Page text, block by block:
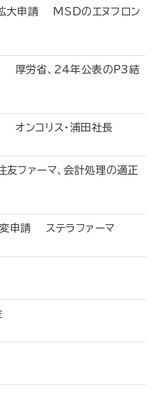
大申請 MSDのエヌフロン
厚労省、24年公表のP3結
ンコリス・浦田社長
ファーマ、会計処理の適正
変申請 ステラファーマ